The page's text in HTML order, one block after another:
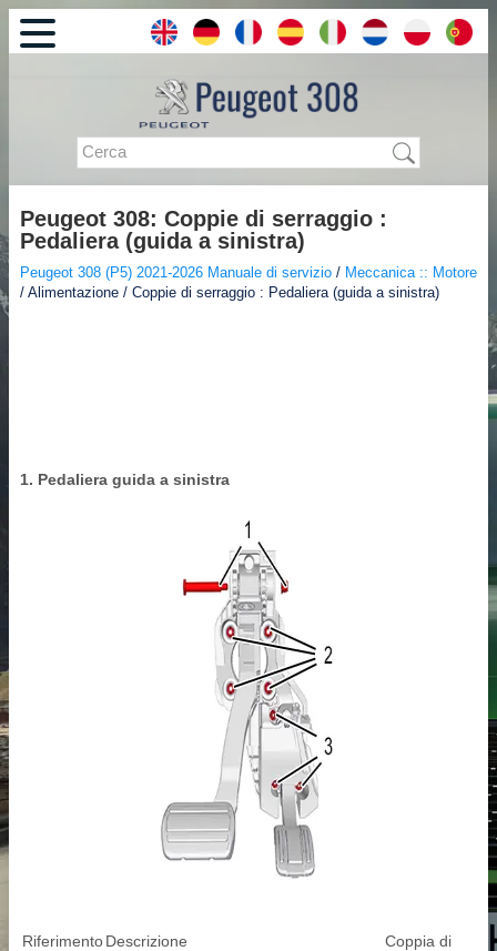
Peugeot 308: Coppie di serraggio :
Pedaliera (guida a sinistra)
Peugeot 308 (P5) 2021-2026 Manuale di servizio / Meccanica :: Motore
/ Alimentazione / Coppie di serraggio : Pedaliera (guida a sinistra)
1. Pedaliera guida a sinistra
RiferimentoDescrizione
Coppia di